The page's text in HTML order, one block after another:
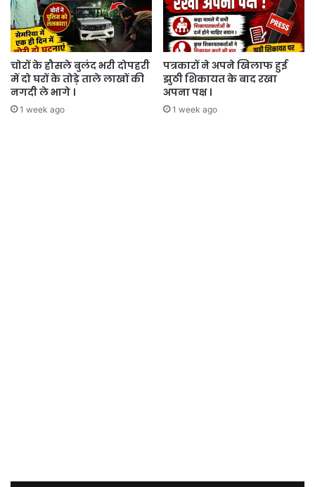
चोरों के हौसले बुलंद भरी दोपहरी
में दो घरों के तोड़े ताले लाखों की
नगदी ले भागे ।
1 week ago
पत्रकारों ने अपने खिलाफ हुई
झुठी शिकायत के बाद रखा
अपना पक्ष ।
1 week ago